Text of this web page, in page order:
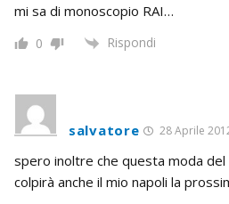
mi sa di monoscopio RAI…
0 Rispondi
salvatore 28 Aprile
spero inoltre che questa moda del
colpirà anche il mio napoli la